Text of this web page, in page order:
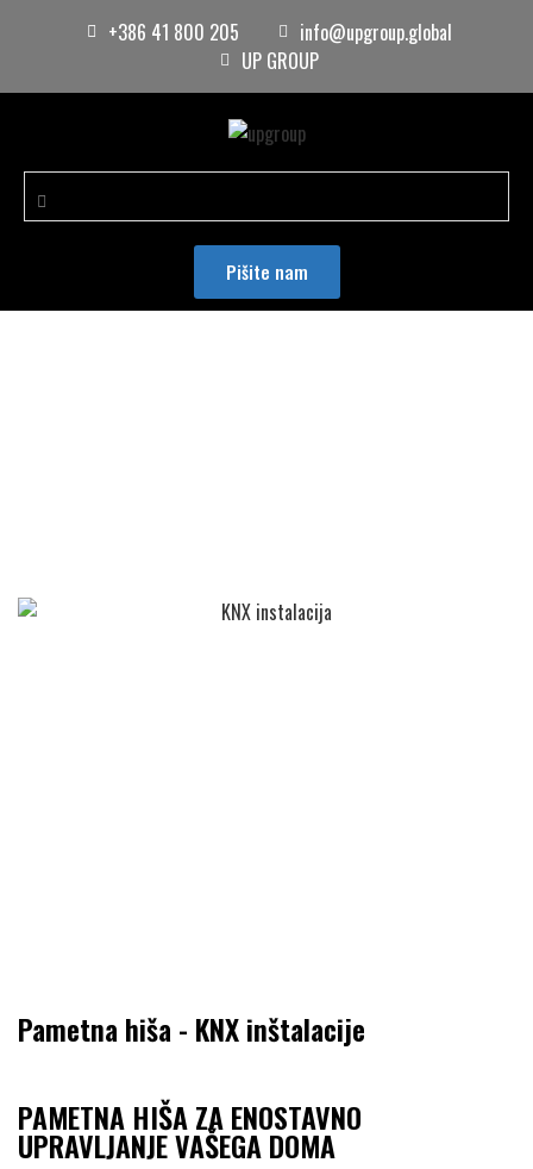
+386 41 800 205
info@upgroup.global
UP GROUP
Pišite nam
Pametna hiša - KNX inštalacije
PAMETNA HIŠA ZA ENOSTAVNO
UPRAVLJANJE VAŠEGA DOMA